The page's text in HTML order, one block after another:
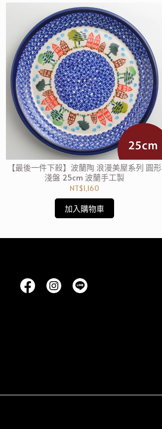
【最後一件下殺】波蘭陶 浪漫美屋系列 圓形
淺盤 25cm 波蘭手工製
NT$1,160
加入購物車